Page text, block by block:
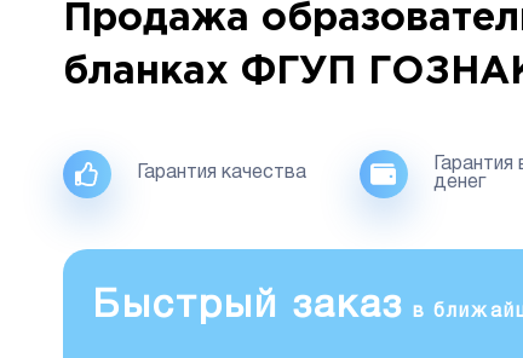
Продажа
бланках ФГУП
Гарантия качества
денег
Быстрый заказ в